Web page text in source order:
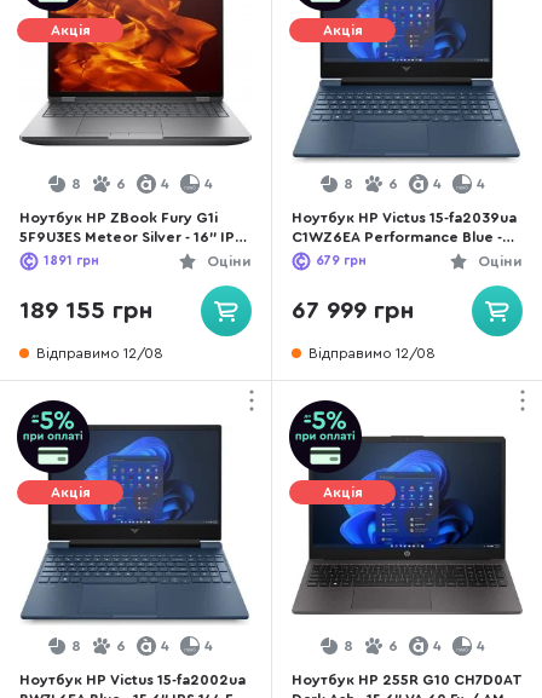
Акція
8 6 4 4
Ноутбук HP ZBook Fury G1i
5F9U3ES Meteor Silver - 16" IPS
60 Гц / Intel Core Ultra 7 /
255HX / DDR5 64 ГБ / PCI-E SSD
Оціни
1891 грн
189 155 грн
Відправимо 12/08
Акція
8 6 4 4
Ноутбук HP Victus 15-fa2039ua
C1WZ6EA Performance Blue -
15.6" IPS 144 Гц / Intel Core i5 /
i5-13420H / DDR4 16 ГБ / PCI-E
SSD 1 ТБ / GeForce RTX 4050
Оціни
679 грн
67 999 грн
Відправимо 12/08
Акція
8 6 4 4
Ноутбук HP Victus 15-fa2002ua
Акція
8 6 4 4
Ноутбук HP 255R G10 CH7D0AT